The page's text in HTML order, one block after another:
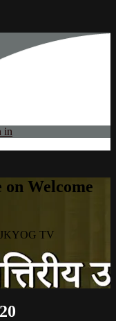
in
Welcome
JKYOG TV